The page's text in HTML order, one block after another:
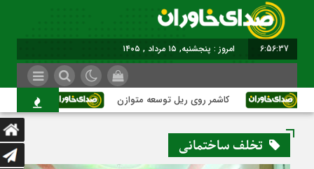
6:56:37 امروز : پنجشنبه, ۱۵ مرداد , ۱۴۰۵
کاشمر روی ریل توسعه متوازن کاشمر؛
تخلف ساختمانی